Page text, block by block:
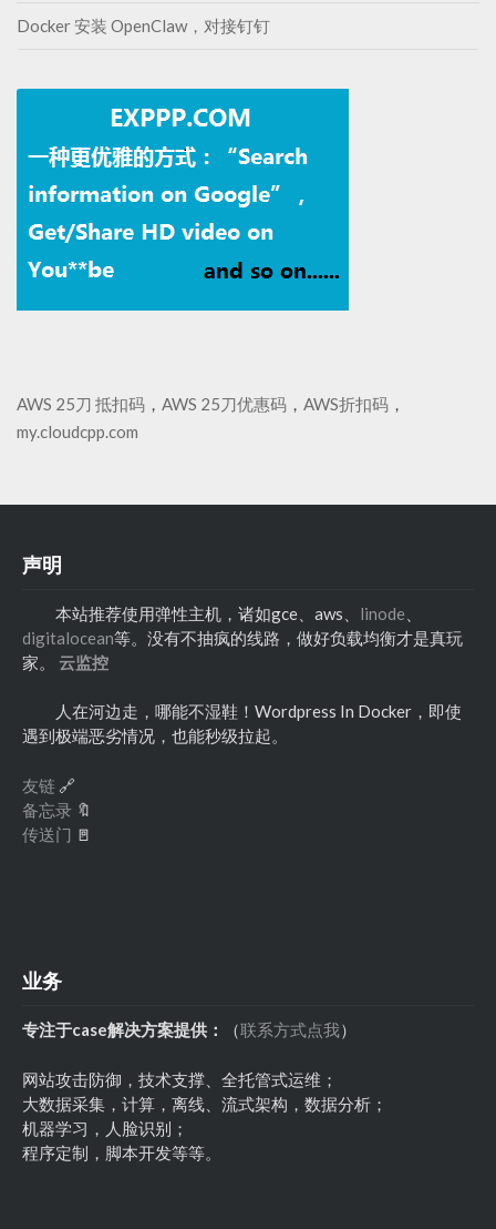
Docker 安装 OpenClaw，对接钉钉
AWS 25刀 抵扣码 ， AWS 25刀优惠码 ， AWS折扣码 ，
my.cloudcpp.com
声明
本站推荐使用弹性主机，诸如gce、aws、 linode
digitalocean等。没有不抽疯的线路，做好负载均衡才是真玩
家。 云监控
人在河边走，哪能不湿鞋！Wordpress In Docker，即使
遇到极端恶劣情况，也能秒级拉起。
友链 🔗
备忘录 🔖
传送门 🚪
业务
专注于case解决方案提供： （联系方式点我）
网站攻击防御，技术支撑、全托管式运维；
大数据采集，计算，离线、流式架构，数据分析；
机器学习，人脸识别；
程序定制，脚本开发等等。